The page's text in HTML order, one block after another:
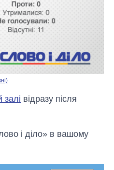
залі відразу після
і діло» в вашому